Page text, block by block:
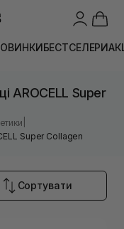
БЕСТСЕЛЕРИ
AROCELL Super
Super Collagen
Сортувати